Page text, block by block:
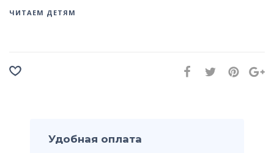
ЧИТАЕМ ДЕТЯМ
Удобная оплата